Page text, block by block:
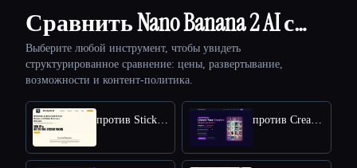
Сравнить Nano Banana 2 AI с…
Выберите любой инструмент, чтобы увидеть
структурированное сравнение: цены, развертывание,
возможности и контент-политика.
против StickerIt.AI против CreativePixel